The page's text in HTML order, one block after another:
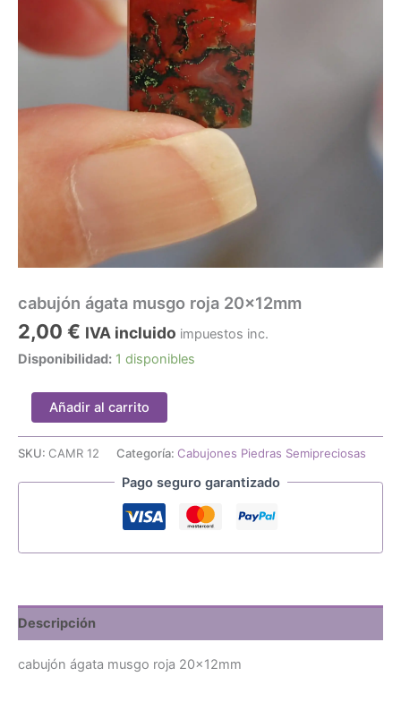
cabujón ágata musgo roja 20x12mm
2,00 € IVA incluido impuestos inc.
Disponibilidad: 1 disponibles
cabujón
ágata
musgo
roja
cantidad
Añadir al carrito
SKU: CAMR 12 Categoría: Cabujones Piedras Semipreciosas
Pago seguro garantizado
Descripción
cabujón ágata musgo roja 20x12mm